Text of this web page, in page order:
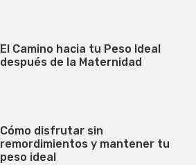
El Camino hacia tu Peso Ideal
después de la Maternidad
Cómo disfrutar sin
remordimientos y mantener tu
peso ideal